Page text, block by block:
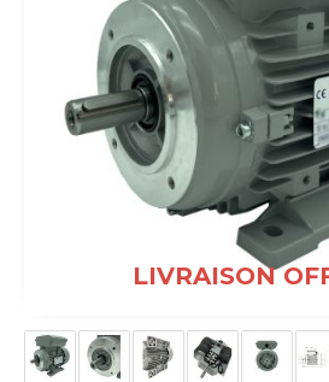
LIVRAISON